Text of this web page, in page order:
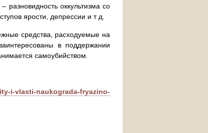
разновидность оккультизма со
ярости, депрессии и т д.
средства, расходуемые на
в поддержании
самоубийством.
i-vlasti-naukograda-fryazino-